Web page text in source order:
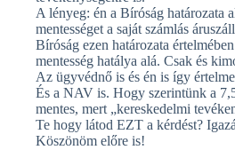
A lényeg: én a Bíróság határozata
mentességet a saját számlás
Bíróság ezen határozata
mentesség hatálya alá. Csak és
Az ügyvédnő is és én is így
És a NAV is. Hogy szerintünk a
mentes, mert „kereskedelmi
Te hogy látod EZT a kérdést?
Köszönöm előre is!